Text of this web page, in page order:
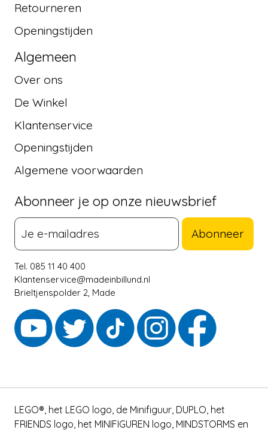
Retourneren
Openingstijden
Algemeen
Over ons
De Winkel
Klantenservice
Openingstijden
Algemene voorwaarden
Abonneer je op onze nieuwsbrief
Abonneer
Tel. 085 11 40 400
Klantenservice@madeinbillund.nl
Brieltjenspolder 2, Made
LEGO®, het LEGO logo, de Minifiguur, DUPLO, het
FRIENDS logo, het MINIFIGUREN logo, MINDSTORMS en